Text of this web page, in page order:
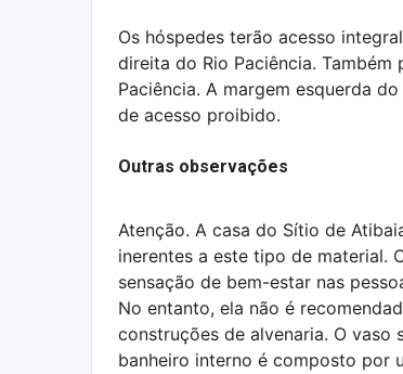
Os hóspedes terão acesso
direita do Rio Paciência.
Paciência. A margem esquerda
de acesso proibido.
Outras observações
Atenção. A casa do Sítio de
inerentes a este tipo de material.
sensação de bem-estar nas
No entanto, ela não é
construções de alvenaria. O
banheiro interno é composto por